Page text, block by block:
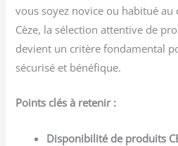
vous soyez novice ou habitué
Cèze, la sélection attentive de
devient un critère fondamental
sécurisé et bénéfique.
Points clés à retenir :
Disponibilité de produits